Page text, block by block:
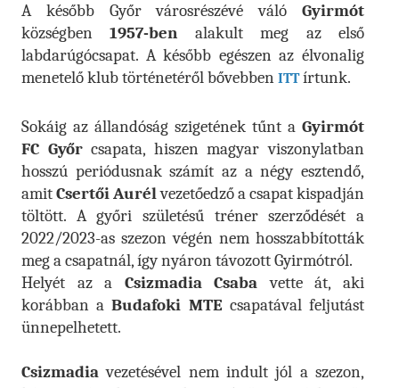
A később Győr városrészévé váló Gyirmót
községben1957-ben alakult meg az első
labdarúgócsapat. A később egészen az élvonalig
menetelő klub történetéről bővebben ITTírtunk.
Sokáig az állandóság szigetének tűnt a Gyirmót
FC Győrcsapata, hiszen magyar viszonylatban
hosszú periódusnak számít az a négy esztendő,
amitCsertői Aurélvezetőedző a csapat kispadján
töltött. A győri születésű tréner szerződését a
2022/2023-as szezon végén nem hosszabbították
meg a csapatnál, így nyáron távozott Gyirmótról.
Helyét az a Csizmadia Csaba vette át, aki
korábban aBudafoki MTE csapatával feljutást
ünnepelhetett.
Csizmadia vezetésével nem indult jól a szezon,